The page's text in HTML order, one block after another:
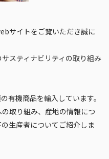
サイトをご覧いただき誠に
スティナビリティの取り組み
有機商品を輸入しています。
取り組み、産地の情報につ
生産者についてご紹介しま